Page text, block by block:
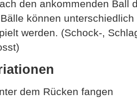
den ankommenden Ball
können
werden. (Schock-,
dem Rücken fangen